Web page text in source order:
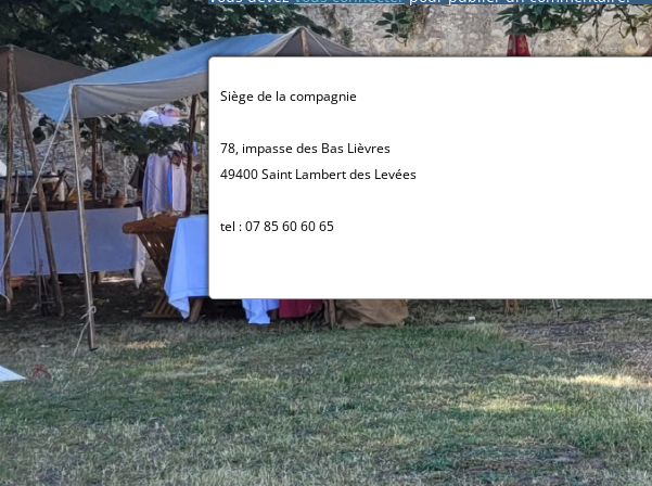
Siège de la compagnie
78, impasse des Bas Lièvres
49400 Saint Lambert des Levées
tel : 07 85 60 60 65